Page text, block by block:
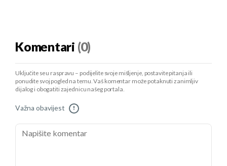
Komentari (0)
Uključite se u raspravu – podijelite svoje mišljenje, postavite pitanja ili
ponudite svoj pogled na temu. Vaš komentar može potaknuti zanimljiv
dijalog i obogatiti zajednicu našeg portala.
Važna obavijest !